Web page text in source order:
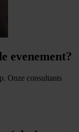
evenement?
Onze consultants